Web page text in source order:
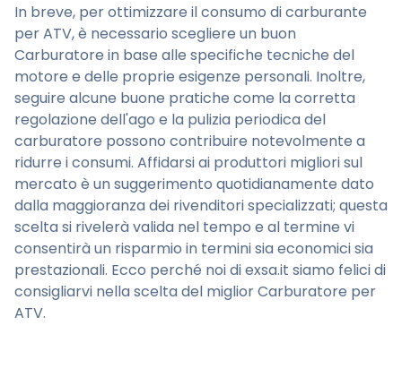
In breve, per ottimizzare il consumo di carburante
per ATV, è necessario scegliere un buon
Carburatore in base alle specifiche tecniche del
motore e delle proprie esigenze personali. Inoltre,
seguire alcune buone pratiche come la corretta
regolazione dell'ago e la pulizia periodica del
carburatore possono contribuire notevolmente a
ridurre i consumi. Affidarsi ai produttori migliori sul
mercato è un suggerimento quotidianamente dato
dalla maggioranza dei rivenditori specializzati; questa
scelta si rivelerà valida nel tempo e al termine vi
consentirà un risparmio in termini sia economici sia
prestazionali. Ecco perché noi di exsa.it siamo felici di
consigliarvi nella scelta del miglior Carburatore per
ATV.